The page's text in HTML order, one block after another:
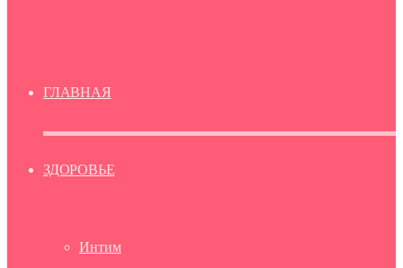
ГЛАВНАЯ
ЗДОРОВЬЕ
Интим